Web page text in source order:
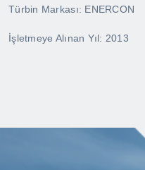
Türbin Markası: ENERCON
İşletmeye Alınan Yıl: 2013